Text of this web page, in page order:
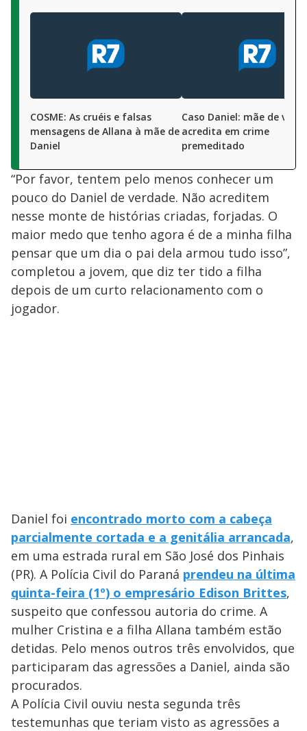
COSME: As cruéis e falsas
mensagens de Allana à mãe de
Daniel
Caso Daniel: mãe de
acredita em crime
premeditado
“Por favor, tentem pelo menos conhecer um
pouco do Daniel de verdade. Não acreditem
nesse monte de histórias criadas, forjadas. O
maior medo que tenho agora é de a minha filha
pensar que um dia o pai dela armou tudo isso”,
completou a jovem, que diz ter tido a filha
depois de um curto relacionamento com o
jogador.
Daniel foi encontrado morto com a cabeça
parcialmente cortada e a genitália arrancada,
em uma estrada rural em São José dos Pinhais
(PR). A Polícia Civil do Paraná prendeu na última
quinta-feira (1º) o empresário Edison Brittes,
suspeito que confessou autoria do crime. A
mulher Cristina e a filha Allana também estão
detidas. Pelo menos outros três envolvidos, que
participaram das agressões a Daniel, ainda são
procurados.
A Polícia Civil ouviu nesta segunda três
testemunhas que teriam visto as agressões a